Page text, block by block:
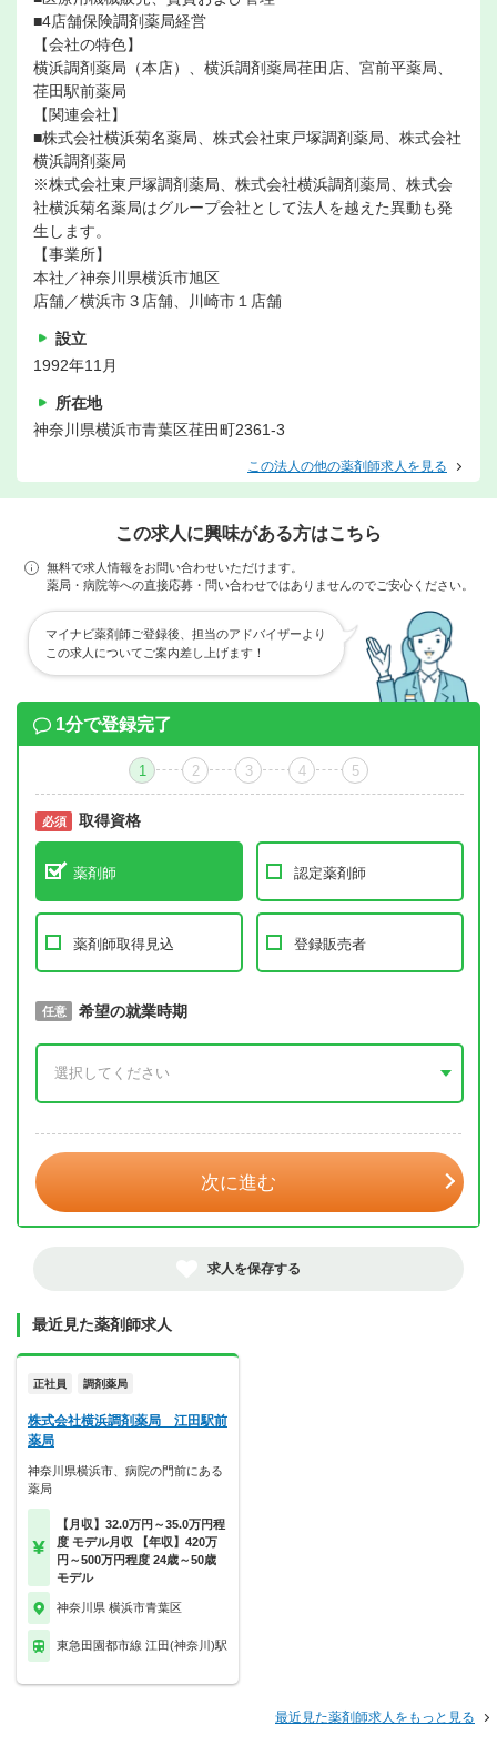
■4店舗保険調剤薬局経営
【会社の特色】
横浜調剤薬局（本店）、横浜調剤薬局荏田店、宮前平薬局、
荏田駅前薬局
【関連会社】
■株式会社横浜菊名薬局、株式会社東戸塚調剤薬局、株式会社
横浜調剤薬局
※株式会社東戸塚調剤薬局、株式会社横浜調剤薬局、株式会
社横浜菊名薬局はグループ会社として法人を越えた異動も発
生します。
【事業所】
本社／神奈川県横浜市旭区
店舗／横浜市３店舗、川崎市１店舗
設立
1992年11月
所在地
神奈川県横浜市青葉区荏田町2361-3
この法人の他の薬剤師求人を見る
この求人に興味がある方はこちら
無料で求人情報をお問い合わせいただけます。
薬局・病院等への直接応募・問い合わせではありませんのでご安心ください。
マイナビ薬剤師ご登録後、担当のアドバイザーより
この求人についてご案内差し上げます！
1分で登録完了
1 2 3 4 5
必須 取得資格
薬剤師 認定薬剤師
薬剤師取得見込 登録販売者
必須 取得予定年
任意 希望の就業時期
次に進む
求人を保存する
最近見た薬剤師求人
正社員 調剤薬局
株式会社横浜調剤薬局 江田駅前
薬局
神奈川県横浜市、病院の門前にある
薬局
【月収】32.0万円～35.0万円程
度 モデル月収 【年収】420万
円～500万円程度 24歳～50歳
モデル
神奈川県 横浜市青葉区
東急田園都市線 江田(神奈川)駅
最近見た薬剤師求人をもっと見る